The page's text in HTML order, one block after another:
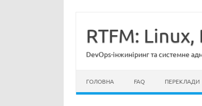
вмістуRTFM: Linux,
DevOps-інжиніринг та системне
ГОЛОВНА FAQ ПЕРЕКЛАДИ